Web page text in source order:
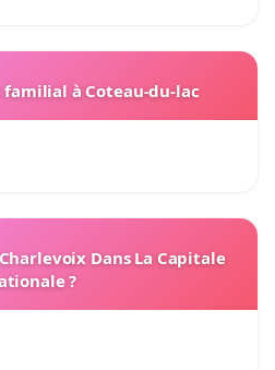
familial à Coteau-du-lac
Dans La Capitale
?